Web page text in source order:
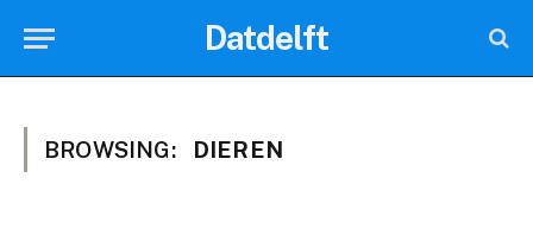
Datdelft
BROWSING: DIEREN